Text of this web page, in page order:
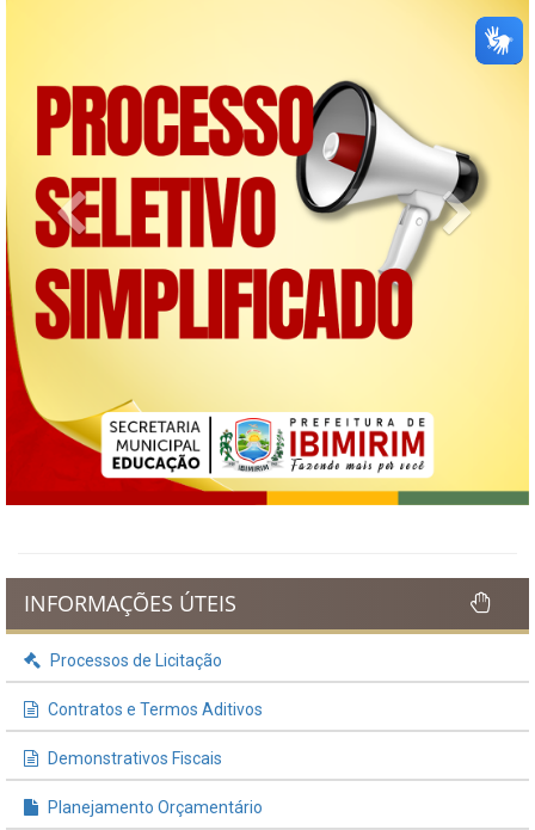
Previous Next
INFORMAÇÕES ÚTEIS
Processos de Licitação
Contratos e Termos Aditivos
Demonstrativos Fiscais
Planejamento Orçamentário